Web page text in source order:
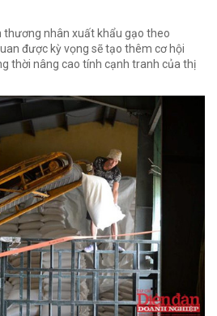
thương nhân xuất khẩu gạo theo
được kỳ vọng sẽ tạo thêm cơ hội
thời nâng cao tính cạnh tranh của thị